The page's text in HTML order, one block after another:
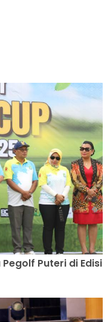
Puteri di Edisi